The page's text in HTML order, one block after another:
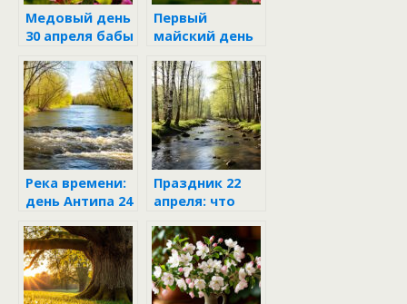
Медовый день
30 апреля бабы
Семёна
Первый
майский день
деда Семёна
Река времени:
день Антипа 24
жизни Марфы
и Семёна
Праздник 22
апреля: что
нельзя делать
в день
Вадима-
Ключника